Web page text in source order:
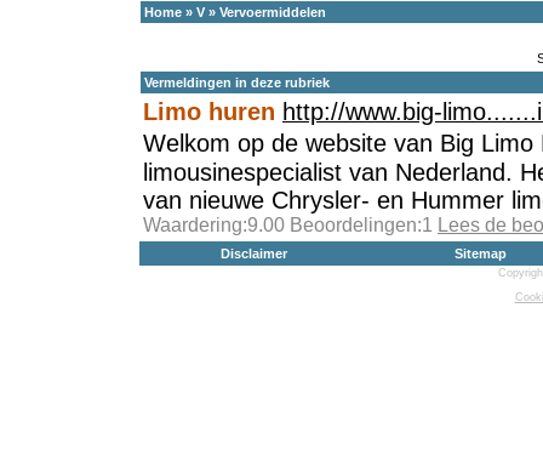
Home » V » Vervoermiddelen
Vermeldingen in deze rubriek
Limo huren http://www.big-
Welkom op de website van Big
limousinespecialist van Nederland.
van nieuwe Chrysler- en Hummer
Waardering:9.00 Beoordelingen:1 Lees de
Disclaimer Sitemap